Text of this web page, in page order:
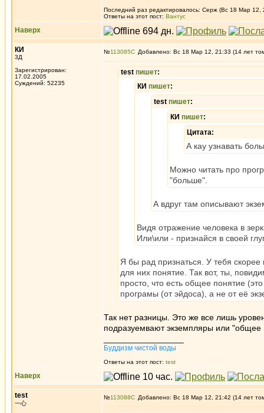
Последний раз редактировалось: Серж (Вс 18 Мар 12,
Ответы на этот пост: Вантус
Наверх
КИ
3Д
Зарегистрирован:
17.02.2005
Суждений: 52235
№113085 Добавлено: Вс 18 Мар 12, 21:33 (14 лет
test пишет:
КИ пишет:
test пишет:
КИ пишет:
Цитата:
А кау узнавать
Можно читать про
"больше".
А вдруг там описывают
Видя отражение человека в
Или\или - признайся в своей
Я бы рад признаться. У тебя
для них понятие. Так вот, ты,
просто, что есть общее понятие
програмы (от эйдоса), а не от её
Так нет разницы. Это же все лишь
подразуемвают экземпляры или
Буддизм чистой воды
Ответы на этот пост: test
Наверх
test
一心
№113088 Добавлено: Вс 18 Мар 12, 21:42 (14 лет